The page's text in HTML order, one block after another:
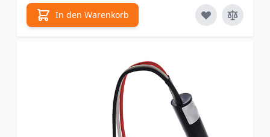
In den Warenkorb